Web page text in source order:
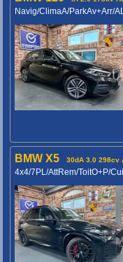
Navig/ClimaA/ParkAv+Arr/
BMW X5 30dA 3.0 298cv
4x4/7PL/AttRem/ToitO+P/